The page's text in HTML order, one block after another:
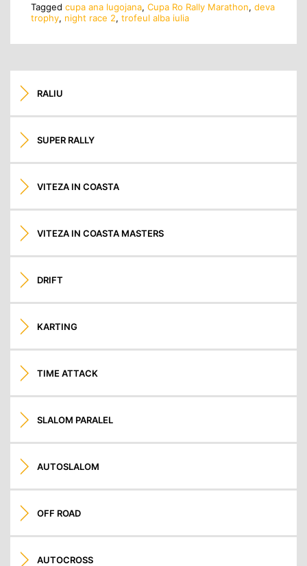
Tagged cupa ana lugojana, Cupa Ro Rally Marathon, deva
trophy, night race 2, trofeul alba iulia
RALIU
SUPER RALLY
VITEZA IN COASTA
VITEZA IN COASTA MASTERS
DRIFT
KARTING
TIME ATTACK
SLALOM PARALEL
AUTOSLALOM
OFF ROAD
AUTOCROSS